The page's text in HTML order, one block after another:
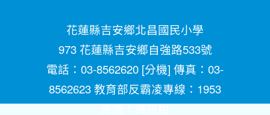
花蓮縣吉安鄉北昌國民小學
973 花蓮縣吉安鄉自強路533號
電話：03-8562620 [分機] 傳真：03-
8562623 教育部反霸凌專線：1953
維護：資訊組